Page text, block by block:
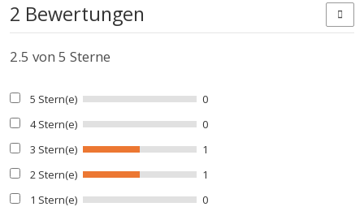
2 Bewertungen
2.5 von 5 Sterne
5 Stern(e)
0
4 Stern(e)
0
3 Stern(e)
1
2 Stern(e)
1
1 Stern(e)
0